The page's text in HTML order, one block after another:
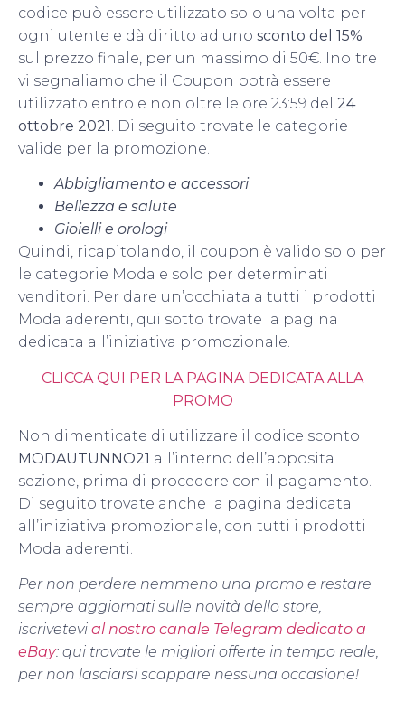
codice può essere utilizzato solo una volta per
ogni utente e dà diritto ad uno sconto del 15%
sul prezzo finale, per un massimo di 50€. Inoltre
vi segnaliamo che il Coupon potrà essere
utilizzato entro e non oltre le ore 23:59 del 24
ottobre 2021. Di seguito trovate le categorie
valide per la promozione.
Abbigliamento e accessori
Bellezza e salute
Gioielli e orologi
Quindi, ricapitolando, il coupon è valido solo per
le categorie Moda e solo per determinati
venditori. Per dare un’occhiata a tutti i prodotti
Moda aderenti, qui sotto trovate la pagina
dedicata all’iniziativa promozionale.
CLICCA QUI PER LA PAGINA DEDICATA ALLA
PROMO
Non dimenticate di utilizzare il codice sconto
MODAUTUNNO21 all’interno dell’apposita
sezione, prima di procedere con il pagamento.
Di seguito trovate anche la pagina dedicata
all’iniziativa promozionale, con tutti i prodotti
Moda aderenti.
Per non perdere nemmeno una promo e restare
sempre aggiornati sulle novità dello store,
iscrivetevi al nostro canale Telegram dedicato a
eBay: qui trovate le migliori offerte in tempo reale,
per non lasciarsi scappare nessuna occasione!